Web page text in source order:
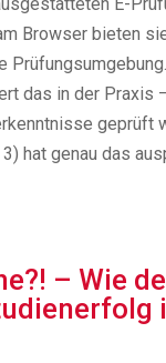
Browser bieten
Prüfungsumgebung.
das in der Praxis
geprüft
hat genau das
– Wie